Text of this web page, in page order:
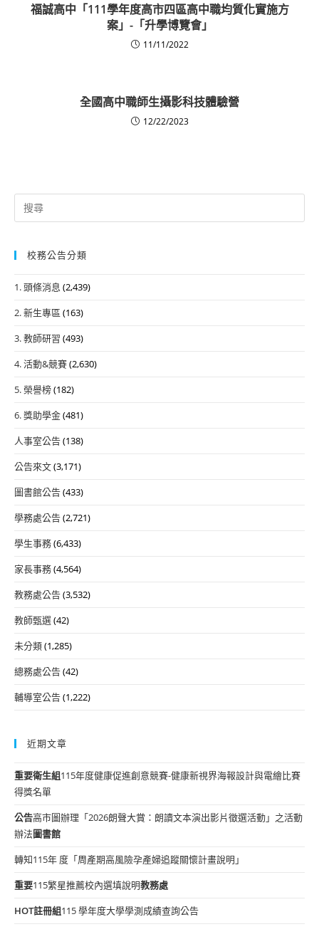
福誠高中「111學年度高市四區高中職均質化實施方
案」-「升學博覽會」
11/11/2022
全國高中職師生攝影科技體驗營
12/22/2023
Search
for:
校務公告分類
1. 頭條消息 (2,439)
2. 新生專區 (163)
3. 教師研習 (493)
4. 活動&競賽(2,630)
5. 榮譽榜(182)
6. 獎助學金(481)
人事室公告(138)
公告來文(3,171)
圖書館公告(433)
學務處公告(2,721)
學生事務(6,433)
家長事務(4,564)
教務處公告(3,532)
教師甄選(42)
未分類(1,285)
總務處公告(42)
輔導室公告(1,222)
近期文章
重要衛生組115年度健康促進創意競賽-健康新視界海報設計與電繪比賽
得獎名單
公告高市圖辦理「2026朗聲大賞：朗讀文本演出影片徵選活動」之活動
辦法圖書館
轉知115年 度「周產期高風險孕產婦追蹤關懷計畫說明」
重要115繁星推薦校內選填說明教務處
HOT註冊組115 學年度大學學測成績查詢公告